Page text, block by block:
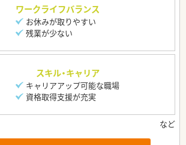
ワークライフバランス
お休みが取りやすい
残業が少ない
スキル・キャリア
キャリアアップ可能な職場
資格取得支援が充実